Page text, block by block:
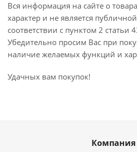
Вся информация на сайте о
характер и не является
соответствии с пунктом 2 статьи
Убедительно просим Вас при
наличие желаемых функций и
Удачных вам покупок!
Компания